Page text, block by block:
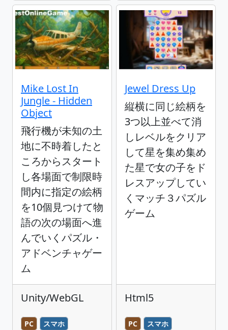
Mike Lost In
Jungle - Hidden
Object
飛行機が未知の土
地に不時着したと
ころからスタート
し各場面で制限時
間内に指定の絵柄
を10個見つけて物
語の次の場面へ進
んでいくパズル・
アドベンチャゲー
ム
Unity/WebGL
PC スマホ
Jewel Dress Up
縦横に同じ絵柄を
3つ以上並べて消
しレベルをクリア
して星を集め集め
た星で女の子をド
レスアップしてい
くマッチ３パズル
ゲーム
Html5
PC スマホ